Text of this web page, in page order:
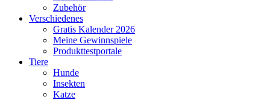
Zubehör
Verschiedenes
Gratis Kalender 2026
Meine Gewinnspiele
Produkttestportale
Tiere
Hunde
Insekten
Katze